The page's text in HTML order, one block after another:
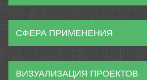
СФЕРА ПРИМЕНЕНИЯ
ВИЗУАЛИЗАЦИЯ ПРОЕКТОВ